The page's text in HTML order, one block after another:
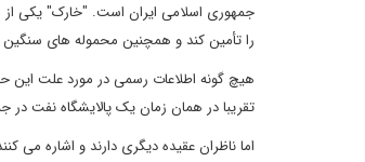
جمهوری اسلامی ایران است. "خارک" یکی
را تأمین کند و همچنین محموله های سنگین
هیچ گونه اطلاعات رسمی در مورد علت این
تقریبا در همان زمان یک پالایشگاه نفت
اما ناظران عقیده دیگری دارند و اشاره می